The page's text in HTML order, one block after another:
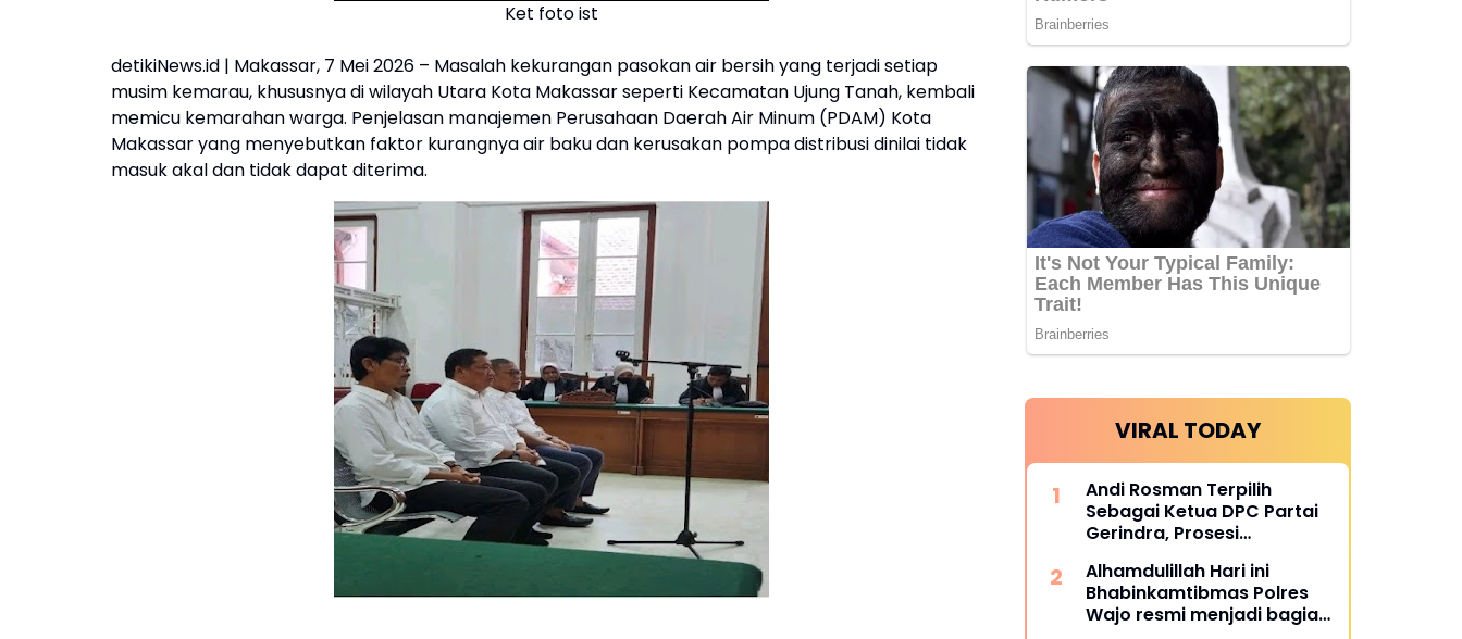
Ket foto ist
detikiNews.id | Makassar, 7 Mei 2026 – Masalah kekurangan pasokan air bersih yang terjadi setiap
musim kemarau, khususnya di wilayah Utara Kota Makassar seperti Kecamatan Ujung Tanah, kembali
memicu kemarahan warga. Penjelasan manajemen Perusahaan Daerah Air Minum (PDAM) Kota
Makassar yang menyebutkan faktor kurangnya air baku dan kerusakan pompa distribusi dinilai tidak
masuk akal dan tidak dapat diterima.
VIRAL TODAY
Andi Rosman Terpilih
Sebagai Ketua DPC Partai
Gerindra, Prosesi
Langsung Sufmi Dasco
Ahmad.
Alhamdulillah Hari ini
Bhabinkamtibmas Polres
Wajo resmi menjadi bagian